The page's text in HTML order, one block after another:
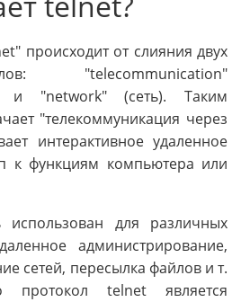
происходит от слияния двух
"telecommunication"
и "network" (сеть). Таким
"телекоммуникация через
интерактивное удаленное
к функциям компьютера или
для различных
администрирование,
сетей, пересылка файлов и т.
telnet является